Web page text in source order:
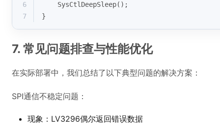
6
    SysCtlDeepSleep();
7
}
7. 常见问题排查与性能优化
在实际部署中，我们总结了以下典型问题的解决方案：
SPI通信不稳定问题：
现象：LV3296偶尔返回错误数据